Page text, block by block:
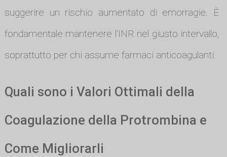
suggerire un rischio aumentato di emorragie. È
fondamentale mantenere l'INR nel giusto intervallo,
soprattutto per chi assume farmaci anticoagulanti.
Quali sono i Valori Ottimali della
Coagulazione della Protrombina e
Come Migliorarli